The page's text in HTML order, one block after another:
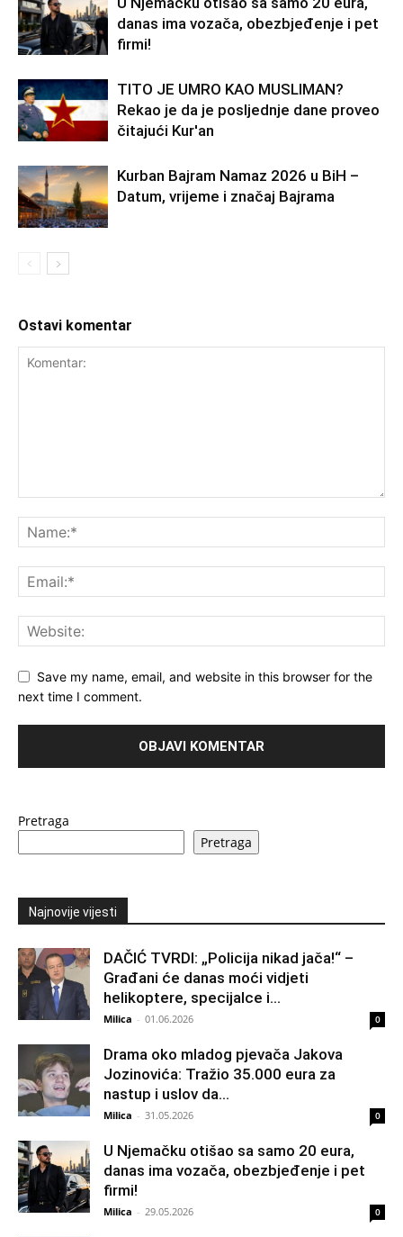
danas ima vozača, obezbjeđenje i pet
firmi!
TITO JE UMRO KAO MUSLIMAN?
Rekao je da je posljednje dane proveo
čitajući Kur'an
Kurban Bajram Namaz 2026 u BiH –
Datum, vrijeme i značaj Bajrama
Ostavi komentar
Save my name, email, and website in this browser for the
next time I comment.
Pretraga
Pretraga
Najnovije vijesti
DAČIĆ TVRDI: „Policija nikad jača!“ –
Građani će danas moći vidjeti
helikoptere, specijalce i...
Milica - 01.06.2026 0
Drama oko mladog pjevača Jakova
Jozinovića: Tražio 35.000 eura za
nastup i uslov da...
Milica - 31.05.2026 0
U Njemačku otišao sa samo 20 eura,
danas ima vozača, obezbjeđenje i pet
firmi!
Milica - 29.05.2026 0